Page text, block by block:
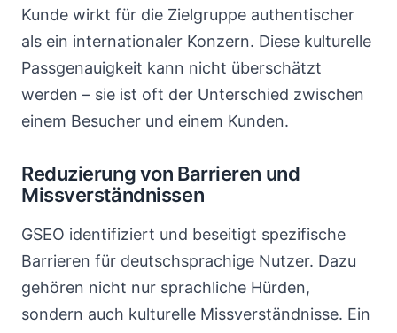
Kunde wirkt für die Zielgruppe authentischer
als ein internationaler Konzern. Diese kulturelle
Passgenauigkeit kann nicht überschätzt
werden – sie ist oft der Unterschied zwischen
einem Besucher und einem Kunden.
Reduzierung von Barrieren und
Missverständnissen
GSEO identifiziert und beseitigt spezifische
Barrieren für deutschsprachige Nutzer. Dazu
gehören nicht nur sprachliche Hürden,
sondern auch kulturelle Missverständnisse. Ein